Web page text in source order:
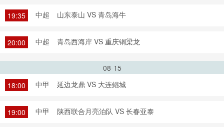
19:35 中超 山东泰山 VS 青岛海牛
20:00 中超 青岛西海岸 VS 重庆铜梁龙
08-15
18:00
中甲 延边龙鼎 VS 大连鲲城
19:00 中甲 陕西联合月亮泊队 VS 长春亚泰